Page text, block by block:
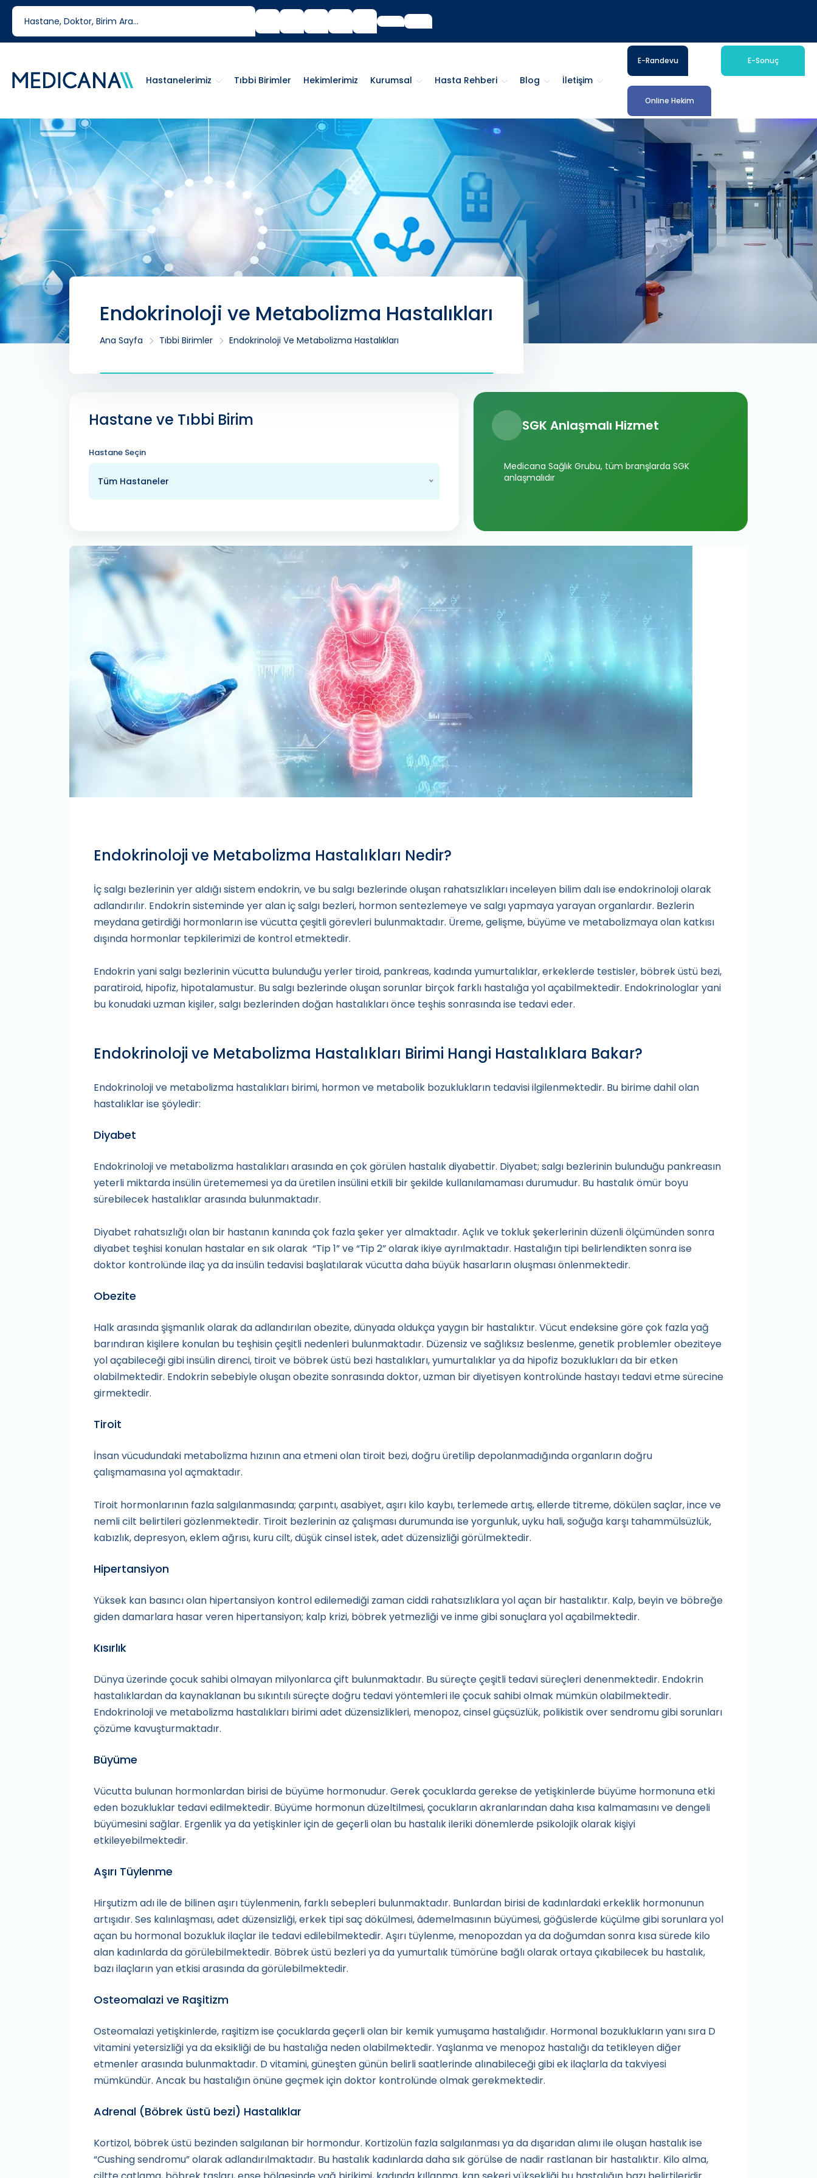
444 6 334
Tıbbi Birimler Hekimlerimiz Kurumsal Hasta Rehberi Blog İletişim
Hastanelerimiz
E-Randevu E-Sonuç
Online Hekim
Endokrinoloji ve Metabolizma Hastalıkları
Ana Sayfa Tıbbi Birimler Endokrinoloji Ve Metabolizma Hastalıkları
Hastane ve Tıbbi Birim
Hastane Seçin
Tüm Hastaneler
SGK Anlaşmalı Hizmet
Medicana Sağlık Grubu, tüm branşlarda SGK
anlaşmalıdır
Endokrinoloji ve Metabolizma Hastalıkları Nedir?
İç salgı bezlerinin yer aldığı sistem endokrin, ve bu salgı bezlerinde oluşan rahatsızlıkları inceleyen bilim dalı ise endokrinoloji olarak
adlandırılır. Endokrin sisteminde yer alan iç salgı bezleri, hormon sentezlemeye ve salgı yapmaya yarayan organlardır. Bezlerin
meydana getirdiği hormonların ise vücutta çeşitli görevleri bulunmaktadır. Üreme, gelişme, büyüme ve metabolizmaya olan katkısı
dışında hormonlar tepkilerimizi de kontrol etmektedir.
Endokrin yani salgı bezlerinin vücutta bulunduğu yerler tiroid, pankreas, kadında yumurtalıklar, erkeklerde testisler, böbrek üstü bezi,
paratiroid, hipofiz, hipotalamustur. Bu salgı bezlerinde oluşan sorunlar birçok farklı hastalığa yol açabilmektedir. Endokrinologlar yani
bu konudaki uzman kişiler, salgı bezlerinden doğan hastalıkları önce teşhis sonrasında ise tedavi eder.
Endokrinoloji ve Metabolizma Hastalıkları Birimi Hangi Hastalıklara Bakar?
Endokrinoloji ve metabolizma hastalıkları birimi, hormon ve metabolik bozuklukların tedavisi ilgilenmektedir. Bu birime dahil olan
hastalıklar ise şöyledir:
Diyabet
Endokrinoloji ve metabolizma hastalıkları arasında en çok görülen hastalık diyabettir. Diyabet; salgı bezlerinin bulunduğu pankreasın
yeterli miktarda insülin üretememesi ya da üretilen insülini etkili bir şekilde kullanılamaması durumudur. Bu hastalık ömür boyu
sürebilecek hastalıklar arasında bulunmaktadır.
Diyabet rahatsızlığı olan bir hastanın kanında çok fazla şeker yer almaktadır. Açlık ve tokluk şekerlerinin düzenli ölçümünden sonra
diyabet teşhisi konulan hastalar en sık olarak “Tip 1” ve “Tip 2” olarak ikiye ayrılmaktadır. Hastalığın tipi belirlendikten sonra ise
doktor kontrolünde ilaç ya da insülin tedavisi başlatılarak vücutta daha büyük hasarların oluşması önlenmektedir.
Obezite
Halk arasında şişmanlık olarak da adlandırılan obezite, dünyada oldukça yaygın bir hastalıktır. Vücut endeksine göre çok fazla yağ
barındıran kişilere konulan bu teşhisin çeşitli nedenleri bulunmaktadır. Düzensiz ve sağlıksız beslenme, genetik problemler obeziteye
yol açabileceği gibi insülin direnci, tiroit ve böbrek üstü bezi hastalıkları, yumurtalıklar ya da hipofiz bozuklukları da bir etken
olabilmektedir. Endokrin sebebiyle oluşan obezite sonrasında doktor, uzman bir diyetisyen kontrolünde hastayı tedavi etme sürecine
girmektedir.
Tiroit
İnsan vücudundaki metabolizma hızının ana etmeni olan tiroit bezi, doğru üretilip depolanmadığında organların doğru
çalışmamasına yol açmaktadır.
Tiroit hormonlarının fazla salgılanmasında; çarpıntı, asabiyet, aşırı kilo kaybı, terlemede artış, ellerde titreme, dökülen saçlar, ince ve
nemli cilt belirtileri gözlenmektedir. Tiroit bezlerinin az çalışması durumunda ise yorgunluk, uyku hali, soğuğa karşı tahammülsüzlük,
kabızlık, depresyon, eklem ağrısı, kuru cilt, düşük cinsel istek, adet düzensizliği görülmektedir.
Hipertansiyon
Yüksek kan basıncı olan hipertansiyon kontrol edilemediği zaman ciddi rahatsızlıklara yol açan bir hastalıktır. Kalp, beyin ve böbreğe
giden damarlara hasar veren hipertansiyon; kalp krizi, böbrek yetmezliği ve inme gibi sonuçlara yol açabilmektedir.
Kısırlık
Dünya üzerinde çocuk sahibi olmayan milyonlarca çift bulunmaktadır. Bu süreçte çeşitli tedavi süreçleri denenmektedir. Endokrin
hastalıklardan da kaynaklanan bu sıkıntılı süreçte doğru tedavi yöntemleri ile çocuk sahibi olmak mümkün olabilmektedir.
Endokrinoloji ve metabolizma hastalıkları birimi adet düzensizlikleri, menopoz, cinsel güçsüzlük, polikistik over sendromu gibi sorunları
çözüme kavuşturmaktadır.
Büyüme
Vücutta bulunan hormonlardan birisi de büyüme hormonudur. Gerek çocuklarda gerekse de yetişkinlerde büyüme hormonuna etki
eden bozukluklar tedavi edilmektedir. Büyüme hormonun düzeltilmesi, çocukların akranlarından daha kısa kalmamasını ve dengeli
büyümesini sağlar. Ergenlik ya da yetişkinler için de geçerli olan bu hastalık ileriki dönemlerde psikolojik olarak kişiyi
etkileyebilmektedir.
Aşırı Tüylenme
Hirşutizm adı ile de bilinen aşırı tüylenmenin, farklı sebepleri bulunmaktadır. Bunlardan birisi de kadınlardaki erkeklik hormonunun
artışıdır. Ses kalınlaşması, adet düzensizliği, erkek tipi saç dökülmesi, âdemelmasının büyümesi, göğüslerde küçülme gibi sorunlara yol
açan bu hormonal bozukluk ilaçlar ile tedavi edilebilmektedir. Aşırı tüylenme, menopozdan ya da doğumdan sonra kısa sürede kilo
alan kadınlarda da görülebilmektedir. Böbrek üstü bezleri ya da yumurtalık tümörüne bağlı olarak ortaya çıkabilecek bu hastalık,
bazı ilaçların yan etkisi arasında da görülebilmektedir.
Osteomalazi ve Raşitizm
Osteomalazi yetişkinlerde, raşitizm ise çocuklarda geçerli olan bir kemik yumuşama hastalığıdır. Hormonal bozuklukların yanı sıra D
vitamini yetersizliği ya da eksikliği de bu hastalığa neden olabilmektedir. Yaşlanma ve menopoz hastalığı da tetikleyen diğer
etmenler arasında bulunmaktadır. D vitamini, güneşten günün belirli saatlerinde alınabileceği gibi ek ilaçlarla da takviyesi
mümkündür. Ancak bu hastalığın önüne geçmek için doktor kontrolünde olmak gerekmektedir.
Adrenal (Böbrek üstü bezi) Hastalıklar
Kortizol, böbrek üstü bezinden salgılanan bir hormondur. Kortizolün fazla salgılanması ya da dışarıdan alımı ile oluşan hastalık ise
“Cushing sendromu” olarak adlandırılmaktadır. Bu hastalık kadınlarda daha sık görülse de nadir rastlanan bir hastalıktır. Kilo alma,